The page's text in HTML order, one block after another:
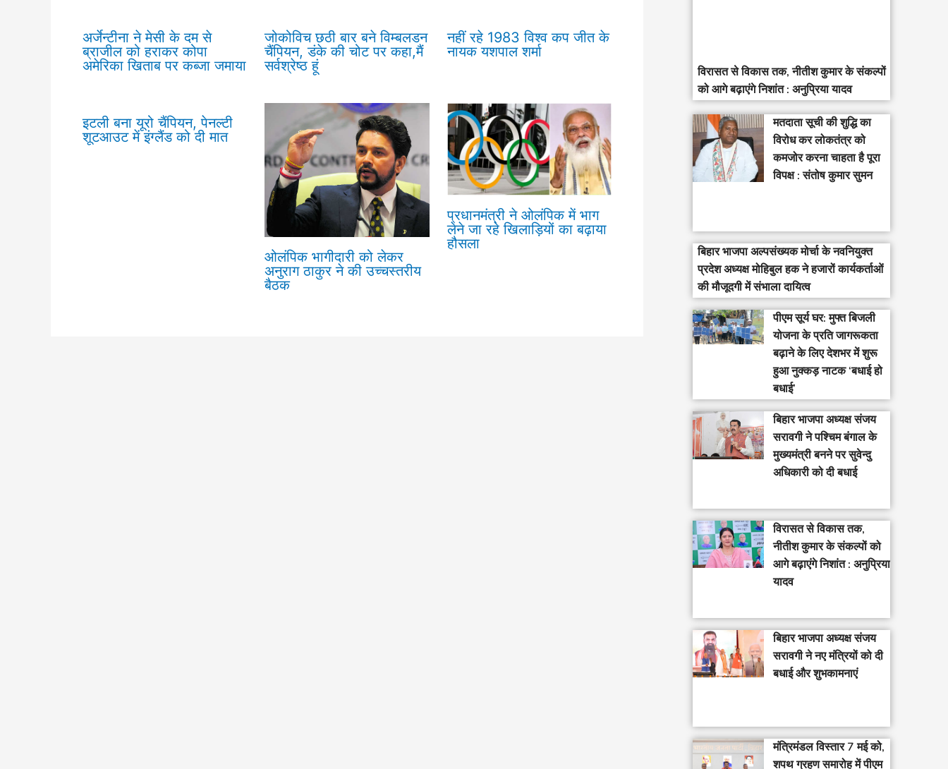
अर्जेन्टीना ने मेसी के दम से
ब्राजील को हराकर कोपा
अमेरिका खिताब पर कब्जा जमाया
जोकोविच छठी बार बने विम्बलडन
चैंपियन, डंके की चोट पर कहा,मैं
सर्वश्रेष्ठ हूं
नहीं रहे 1983 विश्व कप जीत के
नायक यशपाल शर्मा
इटली बना यूरो चैंपियन, पेनल्टी
शूटआउट में इंग्लैंड को दी मात
ओलंपिक भागीदारी को लेकर
अनुराग ठाकुर ने की उच्चस्तरीय
बैठक
प्रधानमंत्री ने ओलंपिक में भाग
लेने जा रहे खिलाड़ियों का बढ़ाया
हौसला
विरासत से विकास तक, नीतीश कुमार के संकल्पों
को आगे बढ़ाएंगे निशांत : अनुप्रिया यादव
मतदाता सूची की शुद्धि का
विरोध कर लोकतंत्र को
कमजोर करना चाहता है पूरा
विपक्ष : संतोष कुमार सुमन
बिहार भाजपा अल्पसंख्यक मोर्चा के नवनियुक्त
प्रदेश अध्यक्ष मोहिबुल हक ने हजारों कार्यकर्ताओं
की मौजूदगी में संभाला दायित्व
पीएम सूर्य घर: मुफ्त बिजली
योजना के प्रति जागरूकता
बढ़ाने के लिए देशभर में शुरू
हुआ नुक्कड़ नाटक ‘बधाई हो
बधाई’
‎बिहार भाजपा अध्यक्ष संजय
सरावगी ने पश्चिम बंगाल के
मुख्यमंत्री बनने पर सुवेन्दु
अधिकारी को दी बधाई
विरासत से विकास तक,
नीतीश कुमार के संकल्पों को
आगे बढ़ाएंगे निशांत : अनुप्रिया
यादव
बिहार भाजपा अध्यक्ष संजय
सरावगी ने नए मंत्रियों को दी
बधाई और शुभकामनाएं
मंत्रिमंडल विस्तार 7 मई को,
शपथ ग्रहण समारोह में पीएम